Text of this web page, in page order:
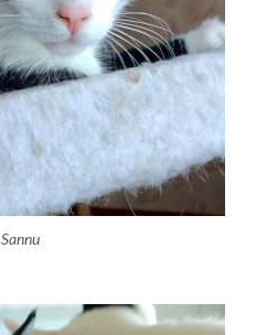
Sannu